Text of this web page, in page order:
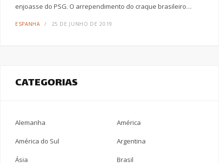
enjoasse do PSG. O arrependimento do craque brasileiro…
ESPANHA 25 DE JUNHO DE 2019
CATEGORIAS
Alemanha América
América do Sul Argentina
Ásia Brasil